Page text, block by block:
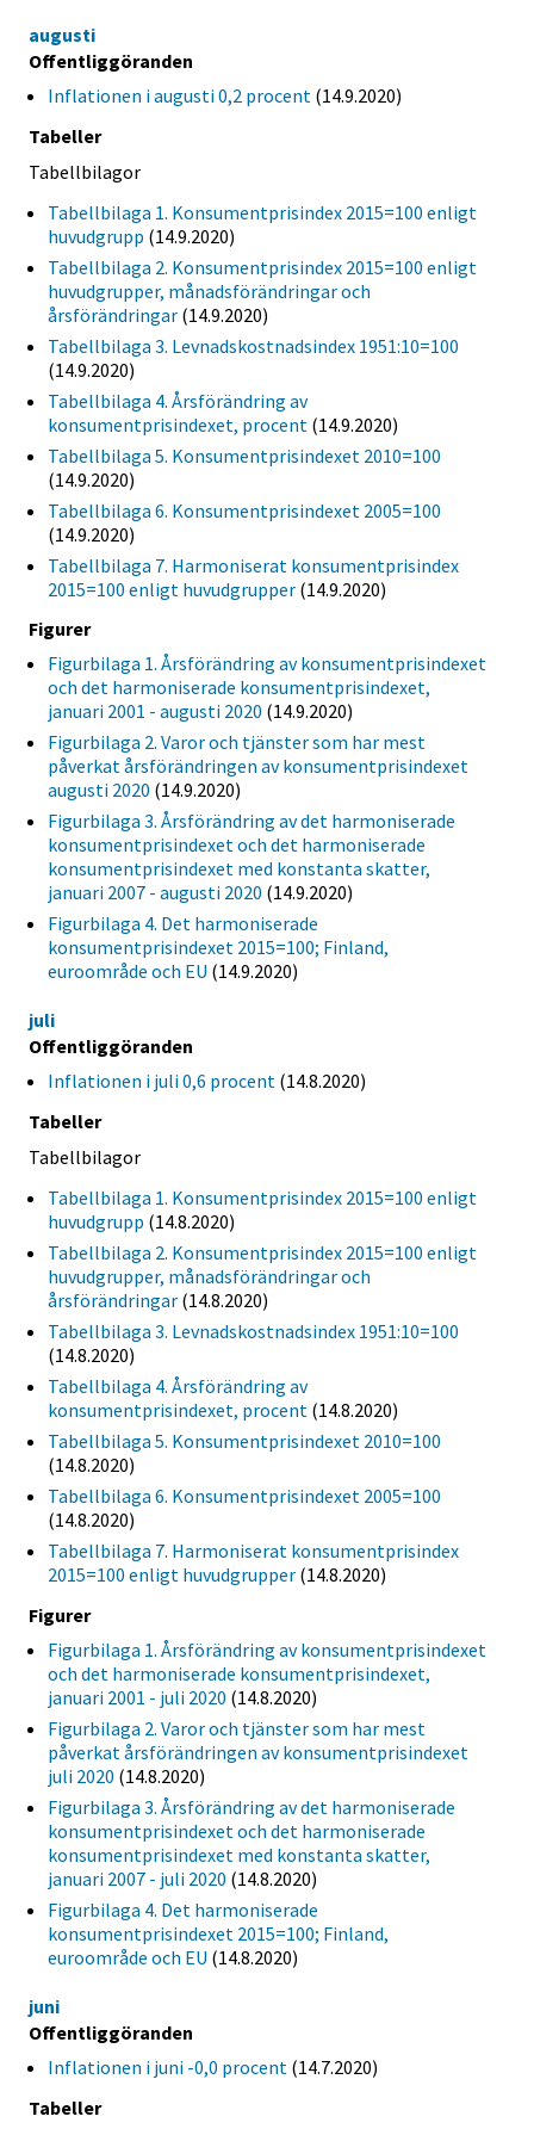
augusti
Offentliggöranden
Inflationen i augusti 0,2 procent (14.9.2020)
Tabeller
Tabellbilagor
Tabellbilaga 1. Konsumentprisindex 2015=100 enligt
huvudgrupp (14.9.2020)
Tabellbilaga 2. Konsumentprisindex 2015=100 enligt
huvudgrupper, månadsförändringar och
årsförändringar (14.9.2020)
Tabellbilaga 3. Levnadskostnadsindex 1951:10=100
(14.9.2020)
Tabellbilaga 4. Årsförändring av
konsumentprisindexet, procent (14.9.2020)
Tabellbilaga 5. Konsumentprisindexet 2010=100
(14.9.2020)
Tabellbilaga 6. Konsumentprisindexet 2005=100
(14.9.2020)
Tabellbilaga 7. Harmoniserat konsumentprisindex
2015=100 enligt huvudgrupper (14.9.2020)
Figurer
Figurbilaga 1. Årsförändring av konsumentprisindexet
och det harmoniserade konsumentprisindexet,
januari 2001 - augusti 2020 (14.9.2020)
Figurbilaga 2. Varor och tjänster som har mest
påverkat årsförändringen av konsumentprisindexet
augusti 2020 (14.9.2020)
Figurbilaga 3. Årsförändring av det harmoniserade
konsumentprisindexet och det harmoniserade
konsumentprisindexet med konstanta skatter,
januari 2007 - augusti 2020 (14.9.2020)
Figurbilaga 4. Det harmoniserade
konsumentprisindexet 2015=100; Finland,
euroområde och EU (14.9.2020)
juli
Offentliggöranden
Inflationen i juli 0,6 procent (14.8.2020)
Tabeller
Tabellbilagor
Tabellbilaga 1. Konsumentprisindex 2015=100 enligt
huvudgrupp (14.8.2020)
Tabellbilaga 2. Konsumentprisindex 2015=100 enligt
huvudgrupper, månadsförändringar och
årsförändringar (14.8.2020)
Tabellbilaga 3. Levnadskostnadsindex 1951:10=100
(14.8.2020)
Tabellbilaga 4. Årsförändring av
konsumentprisindexet, procent (14.8.2020)
Tabellbilaga 5. Konsumentprisindexet 2010=100
(14.8.2020)
Tabellbilaga 6. Konsumentprisindexet 2005=100
(14.8.2020)
Tabellbilaga 7. Harmoniserat konsumentprisindex
2015=100 enligt huvudgrupper (14.8.2020)
Figurer
Figurbilaga 1. Årsförändring av konsumentprisindexet
och det harmoniserade konsumentprisindexet,
januari 2001 - juli 2020 (14.8.2020)
Figurbilaga 2. Varor och tjänster som har mest
påverkat årsförändringen av konsumentprisindexet
juli 2020 (14.8.2020)
Figurbilaga 3. Årsförändring av det harmoniserade
konsumentprisindexet och det harmoniserade
konsumentprisindexet med konstanta skatter,
januari 2007 - juli 2020 (14.8.2020)
Figurbilaga 4. Det harmoniserade
konsumentprisindexet 2015=100; Finland,
euroområde och EU (14.8.2020)
juni
Offentliggöranden
Inflationen i juni -0,0 procent (14.7.2020)
Tabeller